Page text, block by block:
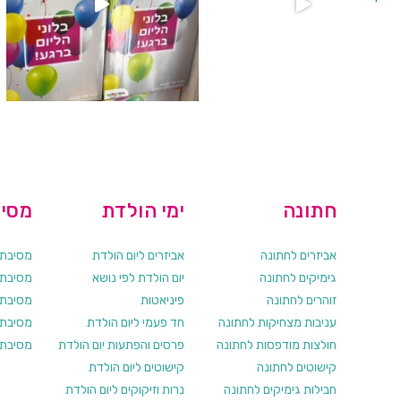
מסיבת
מסיבת
מסיבת
מסיבת
מסיבת
ימי הולדת
אביזרים ליום הולדת
יום הולדת לפי נושא
פיניאטות
חד פעמי ליום הולדת
פרסים והפתעות יום הולדת
קישוטים ליום הולדת
נרות וזיקוקים ליום הולדת
חתונה
אביזרים לחתונה
גימיקים לחתונה
זוהרים לחתונה
עניבות מצחיקות לחתונה
חולצות מודפסות לחתונה
קישוטים לחתונה
חבילות גימיקים לחתונה